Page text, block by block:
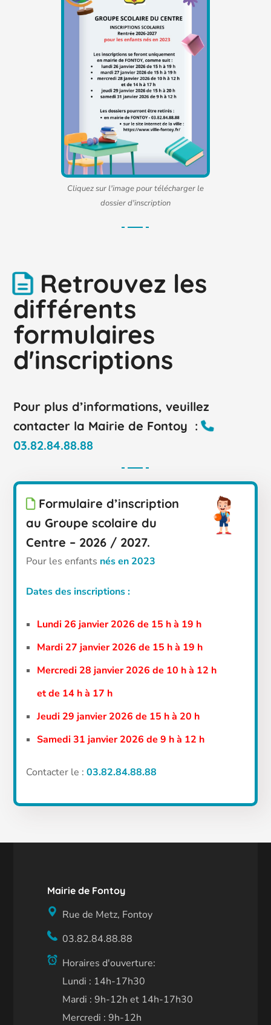
Cliquez sur l'image pour télécharger le
dossier d'inscription
Retrouvez les
différents
formulaires
d'inscriptions
Pour plus d’informations, veuillez
contacter la Mairie de Fontoy :
03.82.84.88.88
Formulaire d’inscription
au Groupe scolaire du
Centre – 2026 / 2027.
Pour les enfants nés en 2023
Dates des inscriptions :
Lundi 26 janvier 2026 de 15 h à 19 h
Mardi 27 janvier 2026 de 15 h à 19 h
Mercredi 28 janvier 2026 de 10 h à 12 h
et de 14 h à 17 h
Jeudi 29 janvier 2026 de 15 h à 20 h
Samedi 31 janvier 2026 de 9 h à 12 h
Contacter le : 03.82.84.88.88
Mairie de Fontoy
Rue de Metz, Fontoy
03.82.84.88.88
Horaires d'ouverture:
Lundi : 14h-17h30
Mardi : 9h-12h et 14h-17h30
Mercredi : 9h-12h